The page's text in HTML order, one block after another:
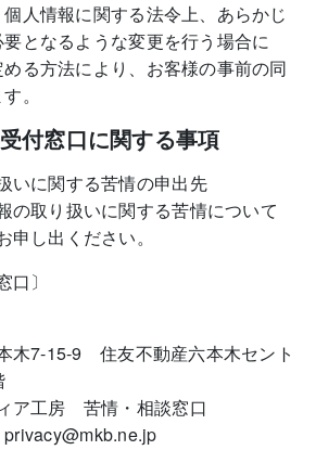
人情報に関する法令上、あらかじ
となるような変更を行う場合に
る方法により、お客様の事前の同
。
付窓口に関する事項
いに関する苦情の申出先
の取り扱いに関する苦情について
申し出ください。
口〕
木7-15-9 住友不動産六本木セント
ア工房 苦情・相談窓口